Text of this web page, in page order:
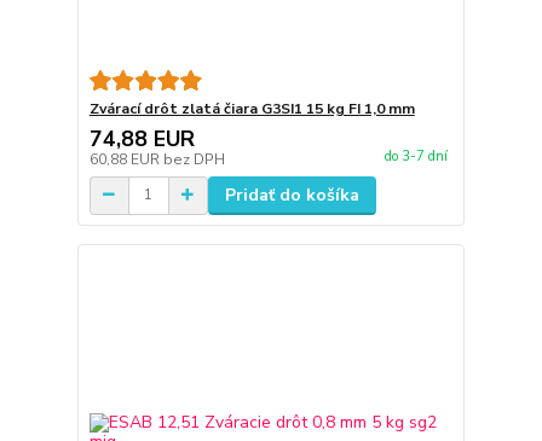
Zvárací drôt zlatá čiara G3SI1 15 kg FI 1,0 mm
74,88 EUR
60,88 EUR bez DPH do 3-7 dní
Pridať do košíka